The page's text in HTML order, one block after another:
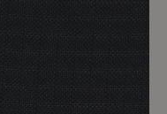
Nutzen hält ungleich
Einstrahlung von Sonne und
Gerade an diesem Zubehör
kleine Investition wird sich
Zeit an Ihren wie neu
können.